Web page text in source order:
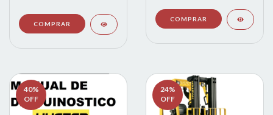
40%
OFF
24%
OFF